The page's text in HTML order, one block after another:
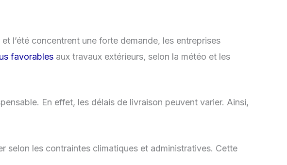
l’été concentrent une forte demande, les entreprises
favorables aux travaux extérieurs, selon la météo et les
En effet, les délais de livraison peuvent varier. Ainsi,
selon les contraintes climatiques et administratives. Cette